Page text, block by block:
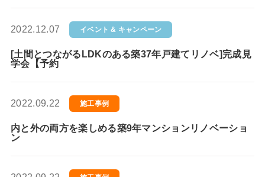
2022.12.07 イベント & キャンペーン
[土間とつながるLDKのある築37年戸建てリノベ]完成見
学会【予約
2022.09.22 施工事例
内と外の両方を楽しめる築9年マンションリノベーショ
ン